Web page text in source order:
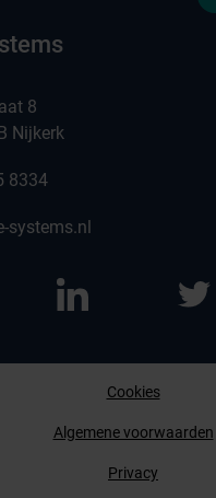
8
Nijkerk
8334
systems.nl
Cookies
Algemene voorwaarden
Privacy
Afspraak maken
Contact opnemen